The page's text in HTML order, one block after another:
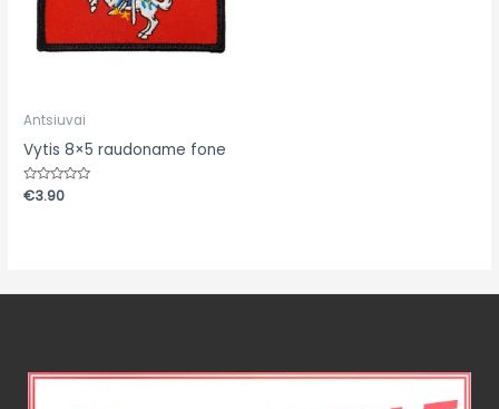
Antsiuvai
Vytis 8×5 raudoname fone
Įvertinimas:
0
€3.90